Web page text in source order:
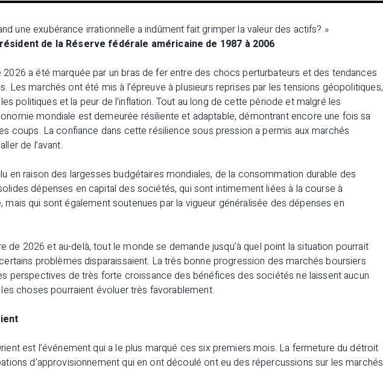
une exubérance irrationnelle a indûment fait grimper la valeur des actifs? »
de la Réserve fédérale américaine de 1987 à 2006
a été marquée par un bras de fer entre des chocs perturbateurs et des tendances
Les marchés ont été mis à l’épreuve à plusieurs reprises par les tensions géopolitiques,
politiques et la peur de l’inflation. Tout au long de cette période et malgré les
mondiale est demeurée résiliente et adaptable, démontrant encore une fois sa
coups. La confiance dans cette résilience sous pression a permis aux marchés
de l’avant.
en raison des largesses budgétaires mondiales, de la consommation durable des
dépenses en capital des sociétés, qui sont intimement liées à la course à
mais qui sont également soutenues par la vigueur généralisée des dépenses en
de 2026 et au-delà, tout le monde se demande jusqu’à quel point la situation pourrait
problèmes disparaissaient. La très bonne progression des marchés boursiers
perspectives de très forte croissance des bénéfices des sociétés ne laissent aucun
choses pourraient évoluer très favorablement.
est l’événement qui a le plus marqué ces six premiers mois. La fermeture du détroit
d’approvisionnement qui en ont découlé ont eu des répercussions sur les marchés